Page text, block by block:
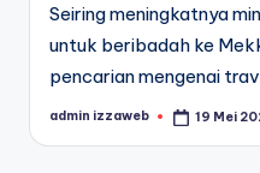
Seiring meningkatnya
untuk beribadah ke
pencarian mengenai
Posted
admin izzaweb 19 Mei